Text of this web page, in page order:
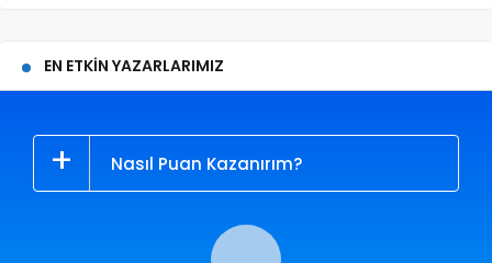
EN ETKIN YAZARLARIMIZ
Nasıl Puan Kazanırım?